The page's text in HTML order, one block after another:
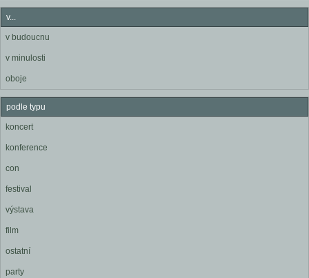
v...
v budoucnu
v minulosti
oboje
podle typu
koncert
konference
con
festival
výstava
film
ostatní
party